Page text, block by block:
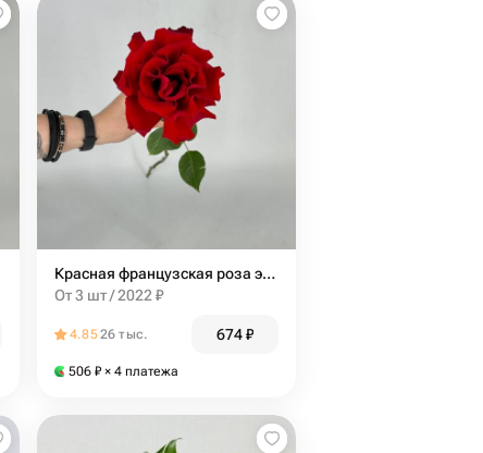
Красная французская роза эксплорер explorer 70 см
От 3 шт / 2022 ₽
4.8526 тыс. 674₽
506 ₽ × 4 платежа